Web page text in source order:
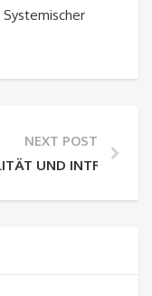
IN MÜNCHEN
NEXT POST
UND